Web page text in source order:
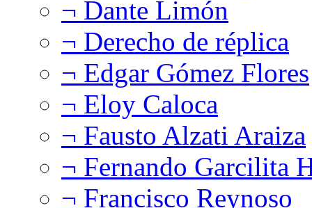
¬ Dante Limón
¬ Derecho de réplica
¬ Edgar Gómez Flores
¬ Eloy Caloca
¬ Fausto Alzati Araiza
¬ Fernando Garcilita
¬ Francisco Reynoso